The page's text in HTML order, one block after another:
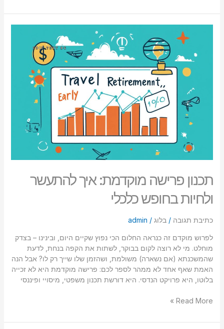
תכנון פרישה מוקדמת: איך להתעשר
ולחיות בחופש כלכלי
כתיבת תגובה / בלוג/
admin
לפרוש מוקדם זה כנראה החלום הכי נפוץ שקיים היום, ובינינו – בצדק
מוחלט. מי לא רוצה לקום בבוקר, לשתות את הקפה בנחת, לדעת
שהמשכנתא (אם נשארה) משולמת, ושהזמן שלו שייך רק לו? אבל הנה
האמת שאף אחד לא ממהר לספר לכם: פרישה מוקדמת היא לא זכייה
בלוטו, היא פרויקט הנדסי. היא דורשת תכנון משפטי, מיסויי ופיננסי
להתעשר
בחופש
כלכלי
Read More »